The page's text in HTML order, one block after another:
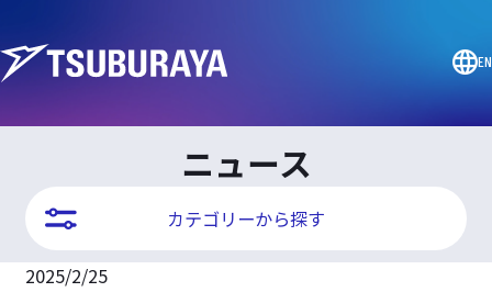
EN
ニュース
カテゴリーから探す
2025/2/25